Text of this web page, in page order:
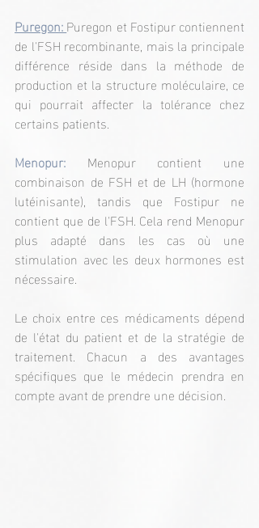
Puregon: Puregon et Fostipur contiennent
de l'FSH recombinante, mais la principale
différence réside dans la méthode de
production et la structure moléculaire, ce
qui pourrait affecter la tolérance chez
certains patients.
Menopur: Menopur contient une
combinaison de FSH et de LH (hormone
lutéinisante), tandis que Fostipur ne
contient que de l'FSH. Cela rend Menopur
plus adapté dans les cas où une
stimulation avec les deux hormones est
nécessaire.
Le choix entre ces médicaments dépend
de l'état du patient et de la stratégie de
traitement. Chacun a des avantages
spécifiques que le médecin prendra en
compte avant de prendre une décision.